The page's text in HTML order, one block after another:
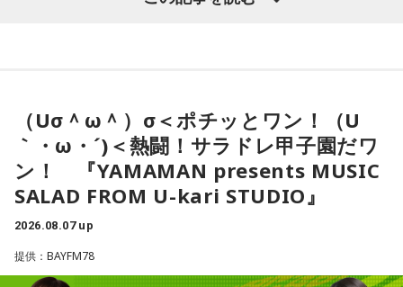
三輪田：当宮の授与品の中に、人気のお守りの「強運(ごうう
ん)御守」というものがあります。強い運と書いて「ごうう
ん」と読むのですが、強（きょう）だとおみくじ等の凶に導
かれてしまう、その為強（きょう）より強い強（ごう）と呼
んでいる。という意味でこの「強」の字になっているんで
す。
な信頼を寄せている。日本経済にとって最善の措置を講じる
の金利の基準となってきたことであり、その機能が失われつ
つあるというような認識が広まれば、市場にとって好ましく
ない混乱を招くことになる」と語り、その上で「日米の当局
は、日本国債が非常に安全で健全な資産であるという見解で
完全に一致している」と強調しました。これとごっちゃにな
ってるということなんですかね？」
寺島「高市政権が閣議決定した消費税の減税方針が、日米関
か、インフレ抑制策を実行するか。私なら後者を優先する」
と話したといいます。自民党内では、トランプ政権が積極財
政の修正を求めるシナリオを警戒する声が上がりました。閣
僚経験者の一人は「アメリカが消費税の減税や歳出増にどれ
ほど注文をつけるのか見極める必要がある」このように強調
したといいます。消費税減税が日米関係の新たな火種に浮上
という。アメリカの政府高官が言ったということなんです
（Uσ＾ω＾）σ＜ポチッとワン！（U
｀・ω・´)＜熱闘！サラドレ甲子園だワ
ン！ 『YAMAMAN presents MUSIC
SALAD FROM U-kari STUDIO』
2026.08.07 up
提供：BAYFM78